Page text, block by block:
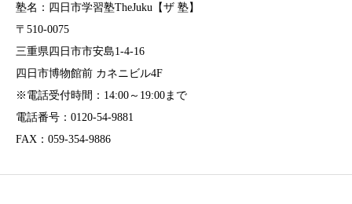
塾名：四日市学習塾TheJuku【ザ 塾】
〒510-0075
三重県四日市市安島1-4-16
四日市博物館前 カネニビル4F
※電話受付時間：14:00～19:00まで
電話番号：0120-54-9881
FAX：059-354-9886